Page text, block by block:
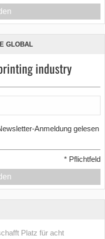
GLOBAL
industry
Anmeldung gelesen
* Pflichtfeld
Platz für acht